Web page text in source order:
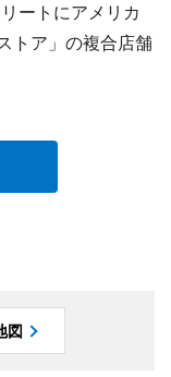
ートにアメリカ
トア」の複合店舗
図